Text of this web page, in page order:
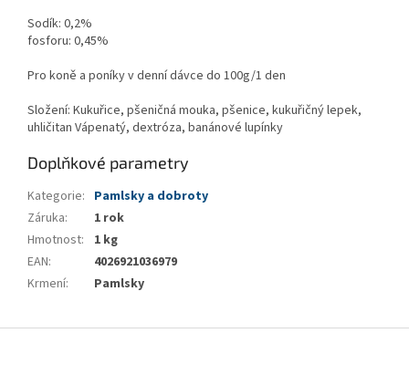
Sodík: 0,2%
fosforu: 0,45%
Pro koně a poníky v denní dávce do 100g/1 den
Složení: Kukuřice, pšeničná mouka, pšenice, kukuřičný lepek,
uhličitan Vápenatý, dextróza, banánové lupínky
Doplňkové parametry
Kategorie: Pamlsky a dobroty
Záruka:
1 rok
Hmotnost:
1 kg
EAN:
4026921036979
Krmení: Pamlsky